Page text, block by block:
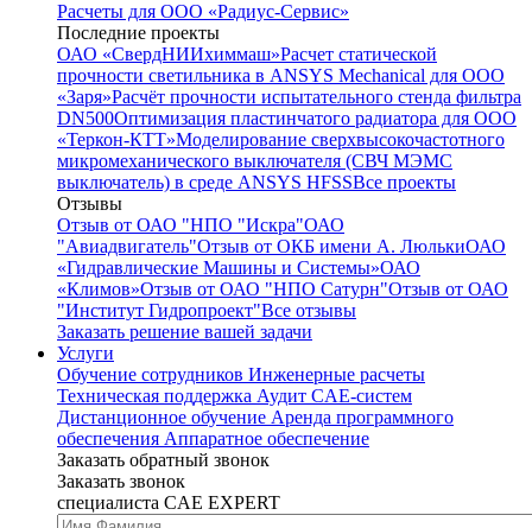
Расчеты для ООО «Радиус-Сервис»
Последние проекты
ОАО «СвердНИИхиммаш»Расчет статической
прочности светильника в ANSYS Mechanical для ООО
«Заря»Расчёт прочности испытательного стенда фильтра
DN500Оптимизация пластинчатого радиатора для ООО
«Теркон-КТТ»Моделирование сверхвысокочастотного
микромеханического выключателя (СВЧ МЭМС
выключатель) в среде ANSYS HFSSВсе проекты
Отзывы
Отзыв от ОАО "НПО "Искра"ОАО
"Авиадвигатель"Отзыв от ОКБ имени А. ЛюлькиОАО
«Гидравлические Машины и Системы»ОАО
«Климов»Отзыв от ОАО "НПО Сатурн"Отзыв от ОАО
"Институт Гидропроект"Все отзывы
Заказать решение вашей задачи
Услуги
Обучение сотрудников Инженерные расчеты
Техническая поддержка Аудит CAE-систем
Дистанционное обучение Аренда программного
обеспечения Аппаратное обеспечение
Заказать обратный звонок
Заказать звонок
специалиста CAE EXPERT